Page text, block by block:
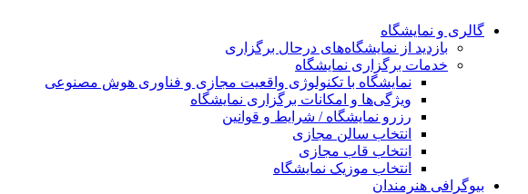
گالری و نمایشگاه
بازدید از نمایشگاه‌های درحال برگزاری
خدمات برگزاری نمایشگاه
نمایشگاه با تکنولوژی واقعیت مجازی و فناوری هوش مصنوعی
ویژگی‌ها و امکانات برگزاری نمایشگاه
رزرو نمایشگاه / شرایط و قوانین
انتخاب سالن مجازی
انتخاب قاب مجازی
انتخاب موزیک نمایشگاه
بیوگرافی هنرمندان